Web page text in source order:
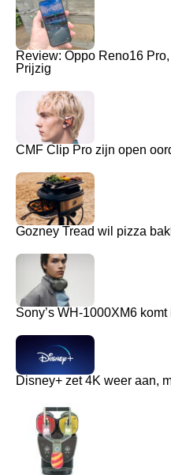
Review: Oppo Reno16
Prijzig
CMF Clip Pro zijn open
Gozney Tread wil pizza
Sony’s WH-1000XM6
Disney+ zet 4K weer aan,